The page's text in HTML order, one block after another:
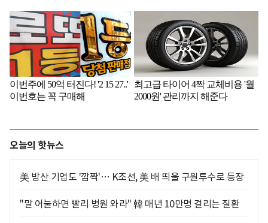
오늘의 핫뉴스
美 방산 기업도 '깜짝'… K조선, 美 배 띄울 구원투수로 등장
"말 어눌하면 빨리 병원 와라" 韓 매년 10만명 걸리는 질환